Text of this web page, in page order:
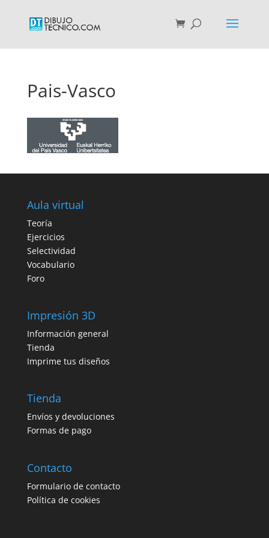
Pais-Vasco
Aula virtual
Teoría
Ejercicios
Selectividad
Vocabulario
Foro
Impresión 3D
Información general
Tienda
Imprime tus diseños
Tienda
Envíos y devoluciones
Formas de pago
Contacto
Formulario de contacto
Política de cookies